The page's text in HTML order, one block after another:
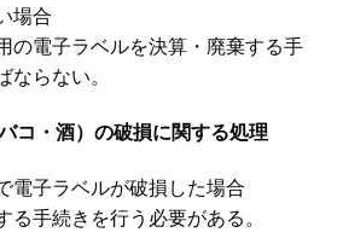
場合
の電子ラベルを決算・廃棄する手
ならない。
コ・酒）の破損に関する処理
電子ラベルが破損した場合
る手続きを行う必要がある。